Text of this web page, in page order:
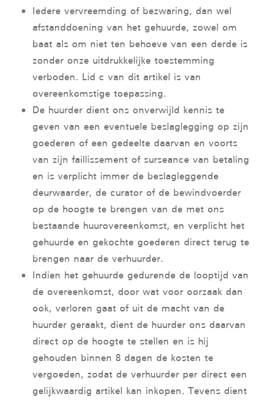
Iedere vervreemding of bezwaring, dan wel
afstanddoening van het gehuurde, zowel om
baat als om niet ten behoeve van een derde is
zonder onze uitdrukkelijke toestemming
verboden. Lid c van dit artikel is van
overeenkomstige toepassing.
De huurder dient ons onverwijld kennis te
geven van een eventuele beslaglegging op zijn
goederen of een gedeelte daarvan en voorts
van zijn faillissement of surseance van betaling
en is verplicht immer de beslagleggende
deurwaarder, de curator of de bewindvoerder
op de hoogte te brengen van de met ons
bestaande huurovereenkomst, en verplicht het
gehuurde en gekochte goederen direct terug te
brengen naar de verhuurder.
Indien het gehuurde gedurende de looptijd van
de overeenkomst, door wat voor oorzaak dan
ook, verloren gaat of uit de macht van de
huurder geraakt, dient de huurder ons daarvan
direct op de hoogte te stellen en is hij
gehouden binnen 8 dagen de kosten te
vergoeden, zodat de verhuurder per direct een
gelijkwaardig artikel kan inkopen. Tevens dient